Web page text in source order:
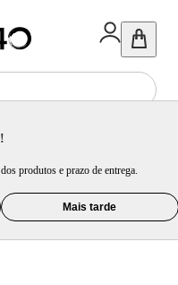
produtos e prazo de entrega.
Mais tarde